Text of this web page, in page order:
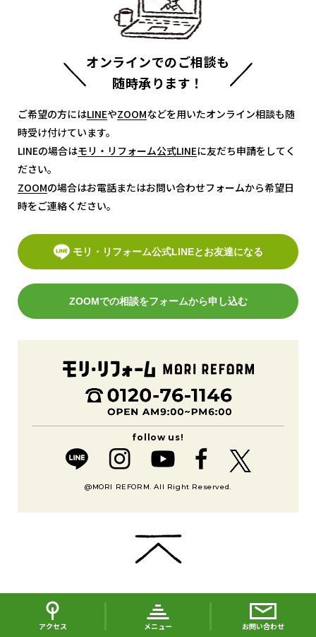
アクセス メニュー お問い合わせ
オンラインでのご相談も
随時承ります！
ご希望の方にはLINE
LINEやZOOM
ZOOMなどを用いたオンライン相談も随
時受け付けています。
LINEの場合はモリ・リフォーム公式LINE
モリ・リフォーム公式LINEに友だち申請をしてく
ださい。
ZOOM
ZOOMの場合はお電話またはお問い合わせフォームから希望日
時をご連絡ください。
モリ・リフォーム公式LINEとお友達になる
ZOOMでの相談をフォームから申し込む
@MORI REFORM. All Right Reserved.